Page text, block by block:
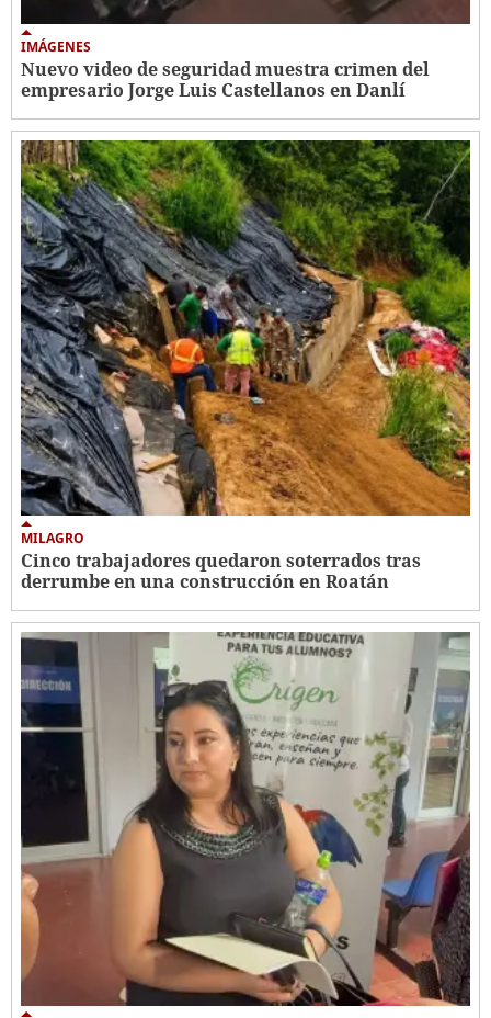
IMÁGENES
Nuevo video de seguridad muestra crimen del
empresario Jorge Luis Castellanos en Danlí
MILAGRO
Cinco trabajadores quedaron soterrados tras
derrumbe en una construcción en Roatán